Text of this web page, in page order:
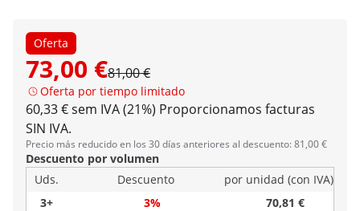
Oferta
73,00 €81,00 €
Oferta por tiempo limitado
60,33 € sem IVA (21%) Proporcionamos facturas
SIN IVA.
Precio más reducido en los 30 días anteriores al descuento: 81,00 €
Descuento por volumen
Uds.
Descuento
por unidad (con IVA)
3+
3%
70,81 €